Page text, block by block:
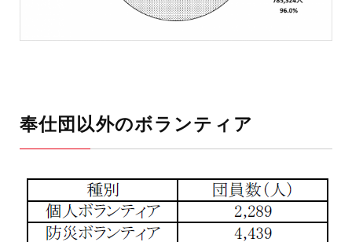
奉仕団以外のボランティア